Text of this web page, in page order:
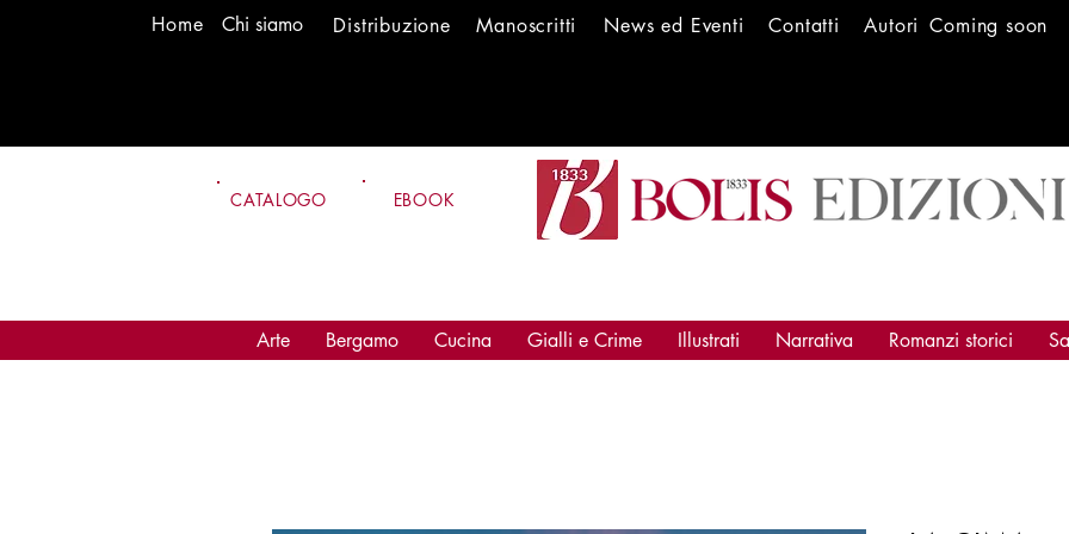
Home Chi siamo Distribuzione Manoscritti News ed Eventi Contatti Autori Coming soon
CATALOGO EBOOK
Arte Bergamo Cucina Gialli e Crime Illustrati Narrativa Romanzi storici